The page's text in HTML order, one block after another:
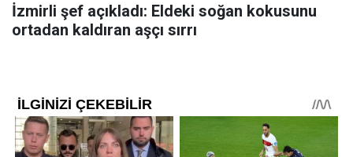
İzmirli şef açıkladı: Eldeki soğan kokusunu
ortadan kaldıran aşçı sırrı